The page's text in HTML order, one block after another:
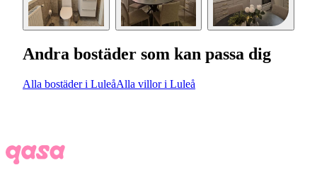
Andra bostäder som kan passa dig
Alla bostäder i LuleåAlla villor i Luleå